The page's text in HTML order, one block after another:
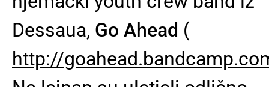
Dessaua, Go Ahead (
http://